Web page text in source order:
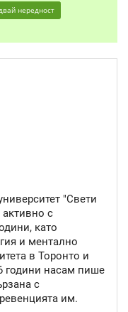
нередност
"Свети
с
като
и ментално
в Торонто и
години насам пише
с
им.